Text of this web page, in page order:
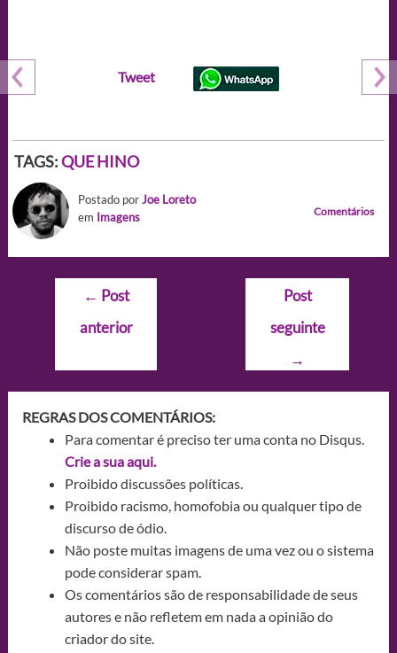
Tweet
TAGS:QUE HINO
Postado porJoe Loreto
em Imagens Comentários
Navegação
Post
← Post
anterior
Post
seguinte
→
REGRAS DOS COMENTÁRIOS:
Para comentar é preciso ter uma conta no Disqus.
Crie a sua aqui.
Proibido discussões políticas.
Proibido racismo, homofobia ou qualquer tipo de
discurso de ódio.
Não poste muitas imagens de uma vez ou o sistema
pode considerar spam.
Os comentários são de responsabilidade de seus
autores e não refletem em nada a opinião do
criador do site.